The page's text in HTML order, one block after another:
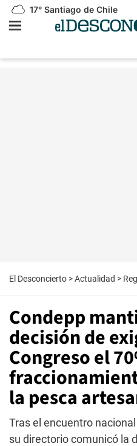
17° Santiago de Chile
El Desconcierto >Actualidad >
Condepp
decisión de
Congreso el
la pesca
Tras el encuentro
su directorio comunicó la